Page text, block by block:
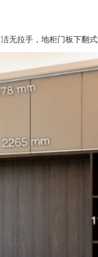
洁无拉手，地柜门板下翻